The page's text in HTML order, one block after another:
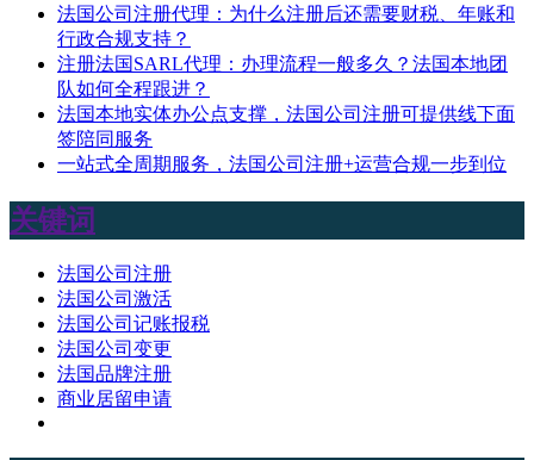
法国公司注册代理：为什么注册后还需要财税、年账和
行政合规支持？
注册法国SARL代理：办理流程一般多久？法国本地团
队如何全程跟进？
法国本地实体办公点支撑，法国公司注册可提供线下面
签陪同服务
一站式全周期服务，法国公司注册+运营合规一步到位
关键词
法国公司注册
法国公司激活
法国公司记账报税
法国公司变更
法国品牌注册
商业居留申请